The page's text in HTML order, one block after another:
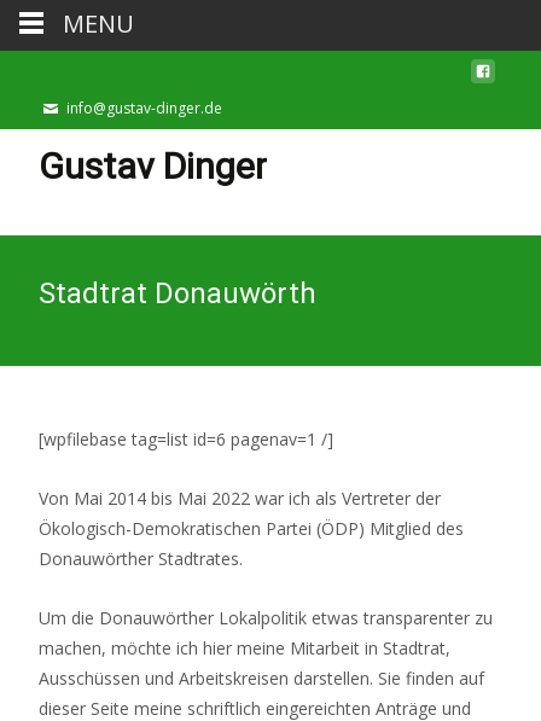
info@gustav-dinger.de
Gustav Dinger
Stadtrat Donauwörth
[wpfilebase tag=list id=6 pagenav=1 /]
Von Mai 2014 bis Mai 2022 war ich als Vertreter der
Ökologisch-Demokratischen Partei (ÖDP) Mitglied des
Donauwörther Stadtrates.
Um die Donauwörther Lokalpolitik etwas transparenter zu
machen, möchte ich hier meine Mitarbeit in Stadtrat,
Ausschüssen und Arbeitskreisen darstellen. Sie finden auf
dieser Seite meine schriftlich eingereichten Anträge und
MENU